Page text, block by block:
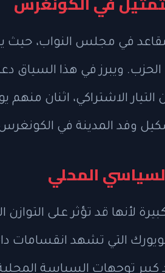
في مجلس النواب، حيث
ويبرز في هذا السياق
الاشتراكي، اثنان منهم
وفد المدينة في
المحلي
لأنها قد تؤثر على
التي تشهد انقسامات
توجهات السياسة